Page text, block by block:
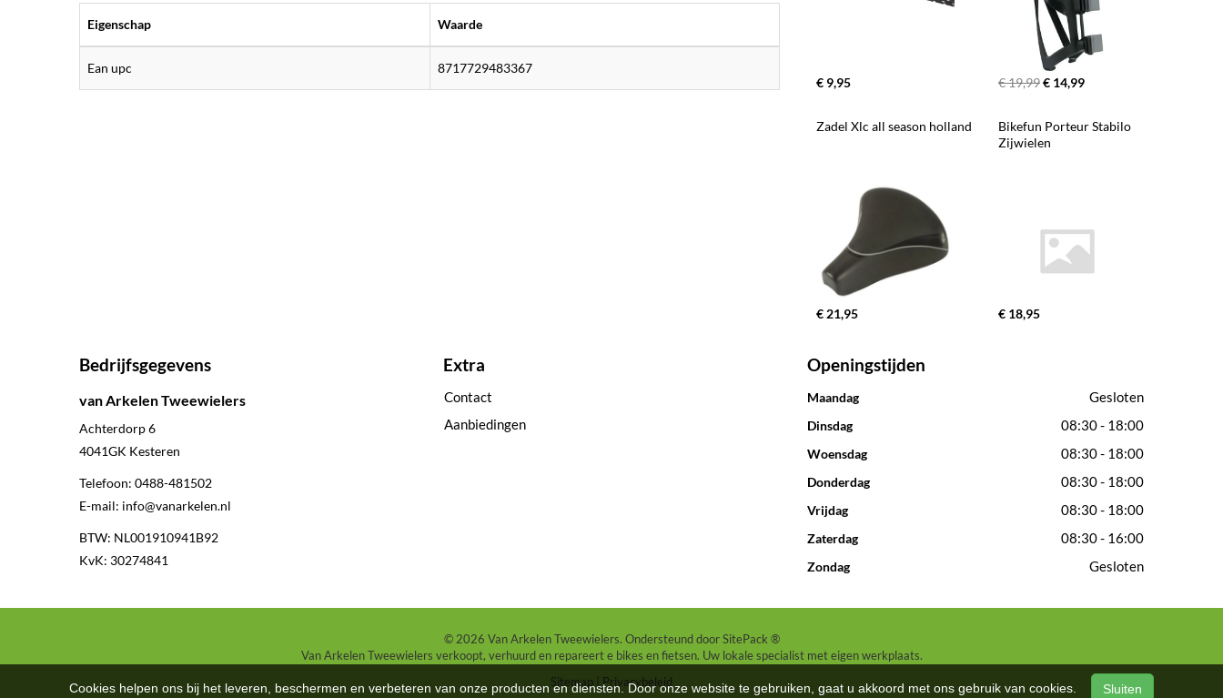
Eigenschap Waarde
Ean upc 8717729483367
€ 9,95 € 19,99€ 14,99
Zadel Xlc all season holland
€ 21,95
Bikefun Porteur Stabilo
Zijwielen
€ 18,95
Bedrijfsgegevens
van Arkelen Tweewielers
Achterdorp 6
4041GK Kesteren
Telefoon: 0488-481502
E-mail: info@vanarkelen.nl
BTW: NL001910941B92
KvK: 30274841
Extra
Contact
Aanbiedingen
Openingstijden
Maandag Gesloten
Dinsdag 08:30 - 18:00
Woensdag 08:30 - 18:00
Donderdag 08:30 - 18:00
Vrijdag 08:30 - 18:00
Zaterdag 08:30 - 16:00
Zondag Gesloten
© 2026 Van Arkelen Tweewielers. Ondersteund doorSitePack ®
Van Arkelen Tweewielers verkoopt, verhuurd en repareert e bikes en fietsen. Uw lokale specialist met eigen werkplaats.
Sitemap
Privacybeleid
Cookies helpen ons bij het leveren, beschermen en verbeteren van onze producten en diensten. Door onze website te gebruiken, gaat u akkoord met ons gebruik van cookies. Sluiten